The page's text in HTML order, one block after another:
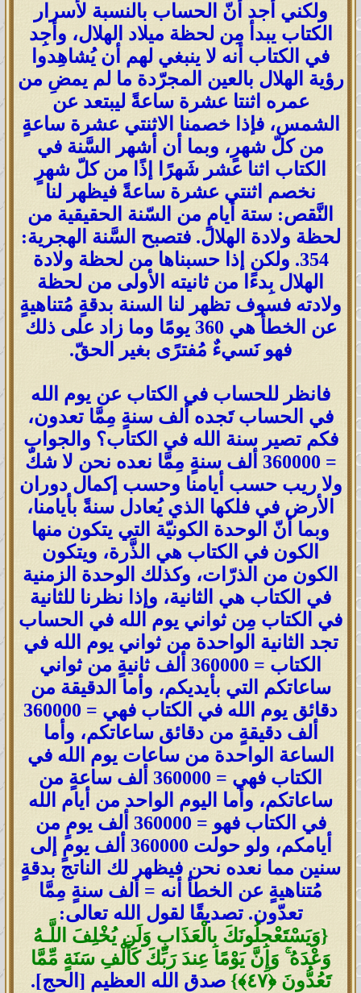
ولكني أجد أنّ الحساب بالنسبة لأسرار
الكتاب يبدأ مِن لحظة ميلاد الهلال، وأجِد
في الكتاب أنه لا ينبغي لهم أن يُشاهِدوا
رؤية الهلال بالعين المجرّدة ما لم يمضِ من
عمره اثنتا عشرة ساعةً ليبتعد عن
الشمس، فإذا خصمنا الاثنتي عشرة ساعةٍ
من كلّ شهرٍ، وبما أن أشهر السَّنة في
الكتاب اثنا عشر شَهرًا إذًا من كلّ شهرٍ
نخصم اثنتي عشرة ساعةً فيظهر لنا
النَّقص: ستة أيامٍ من السّنة الحقيقية من
لحظة ولادة الهلال. فتصبح السَّنة الهجرية:
354. ولكن إذا حسبناها من لحظة ولادة
الهلال بِدءًا من ثانيته الأولى من لحظة
ولادته فسوف تظهر لنا السنة بدقةٍ مُتناهيةٍ
عن الخطأ هي 360 يومًا وما زاد على ذلك
فهو نَسيءٌ مُفترًى بغير الحقّ.
فانظر للحساب في الكتاب عن يوم الله
في الحساب تَجده ألف سنةٍ مِمَّا تعدون،
فكم تصير سنة الله في الكتاب؟ والجواب
= 360000 ألف سنةٍ مِمَّا نعده نحن لا شكّ
ولا ريب حسب أيامنا وحسب إكمال دوران
الأرض في فلكها الذي يُعادل سنةً بأيامنا،
وبما أنّ الوحدة الكونيّة التي يتكون منها
الكون في الكتاب هي الذَّرة، ويتكون
الكون من الذرّات، وكذلك الوحدة الزمنية
في الكتاب هي الثانية، وإذا نظرنا للثانية
في الكتاب مِن ثواني يوم الله في الحساب
تجد الثانية الواحدة من ثواني يوم الله في
الكتاب = 360000 ألف ثانيةٍ من ثواني
ساعاتكم التي بأيديكم، وأما الدقيقة من
دقائق يوم الله في الكتاب فهي = 360000
ألف دقيقةٍ من دقائق ساعاتكم، وأما
الساعة الواحدة من ساعات يوم الله في
الكتاب فهي = 360000 ألف ساعةٍ من
ساعاتكم، وأما اليوم الواحد من أيام الله
في الكتاب فهو = 360000 ألف يومٍ من
أيامكم، ولو حولت 360000 ألف يومٍ إلى
سنين مما نعده نحن فيظهر لك الناتج بدقةٍ
مُتناهيةٍ عن الخطأ أنه = ألف سنةٍ مِمَّا
تعدّون. تصديقًا لقول الله تعالى:
{وَيَسْتَعْجِلُونَكَ بِالْعَذَابِ وَلَن يُخْلِفَ اللَّـهُ
وَعْدَهُ ۚ وَإِنَّ يَوْمًا عِندَ رَبِّكَ كَأَلْفِ سَنَةٍ مِّمَّا
تَعُدُّونَ ﴿٤٧﴾}
صدق الله العظيم [الحج].